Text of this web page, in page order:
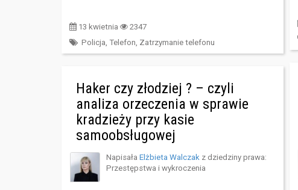
13 kwietnia
2347
Policja,Telefon, Zatrzymanie telefonu
Haker czy złodziej ? – czyli
analiza orzeczenia w sprawie
kradzieży przy kasie
samoobsługowej
Napisała Elżbieta Walczak z dziedziny prawa:
Przestępstwa i wykroczenia